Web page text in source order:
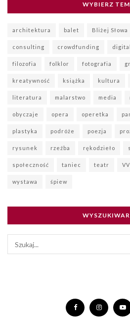
WYBIERZ
architektura balet Bliżej Słowa
consulting crowdfunding digital
filozofia folklor fotografia
kreatywność książka kultura
literatura malarstwo media
obyczaje opera operetka
plastyka podróże poezja
rysunek rzeźba rękodzieło
społeczność taniec teatr
wystawa śpiew